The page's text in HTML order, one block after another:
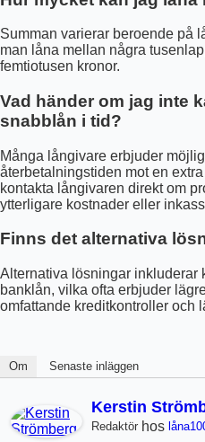
Summan varierar beroende på
man låna mellan några
femtiotusen kronor.
Vad händer om jag inte
snabblån i tid?
Många långivare erbjuder
återbetalningstiden mot en
kontakta långivaren direkt om
ytterligare kostnader eller
Finns det alternativa
Alternativa lösningar inkluderar
banklån, vilka ofta erbjuder
omfattande kreditkontroller och
Om Senaste inläggen
Kerstin
Redaktör hos